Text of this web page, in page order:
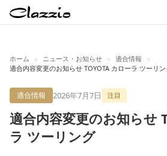
ホーム > ニュース・お知らせ > 適合情報
>
適合内容変更のお知らせ TOYOTA カローラ ツーリ
適合情報 2026年7月7日 注目
適合内容変更のお知らせ
ラ ツーリング